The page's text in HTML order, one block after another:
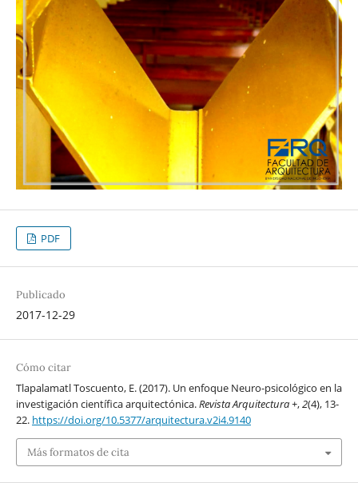
PDF
Publicado
2017-12-29
Cómo citar
Tlapalamatl Toscuento, E. (2017). Un enfoque Neuro-psicológico en la
investigación científica arquitectónica.Revista Arquitectura +,2(4), 13-
22. https://doi.org/10.5377/arquitectura.v2i4.9140
Más formatos de cita